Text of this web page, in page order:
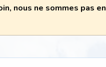
nous ne sommes pas en